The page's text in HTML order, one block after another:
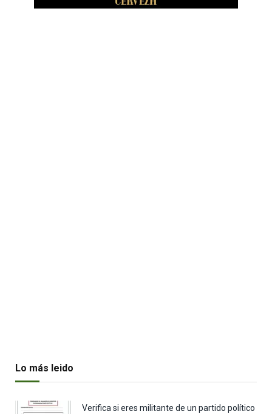
Lo más leido
Verifica si eres militante de un partido político